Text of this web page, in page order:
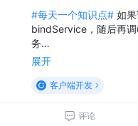
#每天一个知识点# 如
bindService，随后再
务…
展开
客户端开发
评论